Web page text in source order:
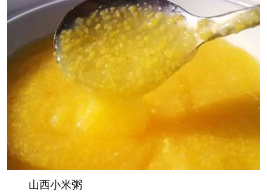
山西小米粥